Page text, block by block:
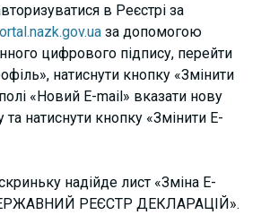
в Реєстрі за
за допомогою
цифрового підпису, перейти
натиснути кнопку «Змінити
полі «Новий E-mail» вказати нову
натиснути кнопку «Змінити E-
надійде лист «Зміна E-
РЕЄСТР ДЕКЛАРАЦІЙ».